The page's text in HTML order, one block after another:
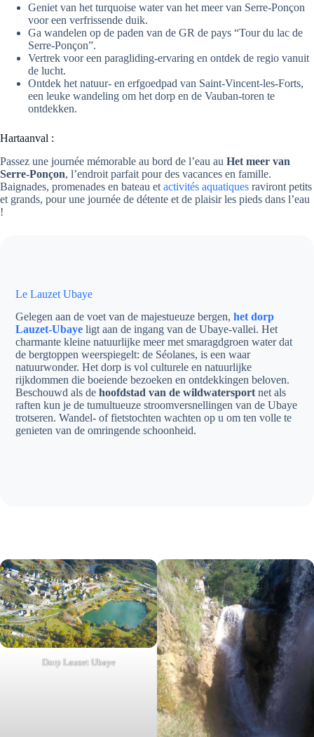
Geniet van het turquoise water van het meer van Serre-Ponçon
voor een verfrissende duik.
Ga wandelen op de paden van de GR de pays “Tour du lac de
Serre-Ponçon”.
Vertrek voor een paragliding-ervaring en ontdek de regio vanuit
de lucht.
Ontdek het natuur- en erfgoedpad van Saint-Vincent-les-Forts,
een leuke wandeling om het dorp en de Vauban-toren te
ontdekken.
Hartaanval :
Passez une journée mémorable au bord de l’eau au Het meer van
Serre-Ponçon, l’endroit parfait pour des vacances en famille.
Baignades, promenades en bateau et activités aquatiques raviront petits
et grands, pour une journée de détente et de plaisir les pieds dans l’eau
!
Le Lauzet Ubaye
Gelegen aan de voet van de majestueuze bergen,het dorp
Lauzet-Ubaye ligt aan de ingang van de Ubaye-vallei. Het
charmante kleine natuurlijke meer met smaragdgroen water dat
de bergtoppen weerspiegelt: de Séolanes, is een waar
natuurwonder. Het dorp is vol culturele en natuurlijke
rijkdommen die boeiende bezoeken en ontdekkingen beloven.
Beschouwd als dehoofdstad van de wildwatersportnet als
raften kun je de tumultueuze stroomversnellingen van de Ubaye
trotseren. Wandel- of fietstochten wachten op u om ten volle te
genieten van de omringende schoonheid.
Dorp Lauzet Ubaye